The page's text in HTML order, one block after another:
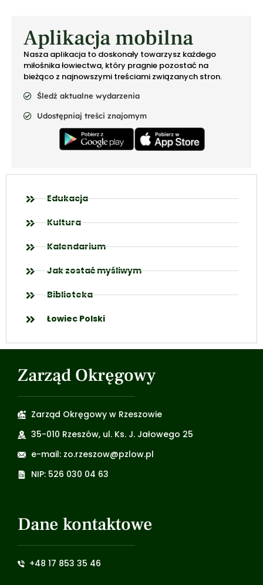
Aplikacja mobilna
Nasza aplikacja to doskonały towarzysz każdego
miłośnika łowiectwa, który pragnie pozostać na
bieżąco z najnowszymi treściami związanych stron.
Śledź aktualne wydarzenia
Udostępniaj treści znajomym
Edukacja
Kultura
Kalendarium
Jak zostać myśliwym
Biblioteka
Łowiec Polski
Zarząd Okręgowy
Zarząd Okręgowy w Rzeszowie
35-010 Rzeszów, ul. Ks. J. Jałowego 25
e-mail: zo.rzeszow@pzlow.pl
NIP: 526 030 04 63
Dane kontaktowe
+48 17 853 35 46